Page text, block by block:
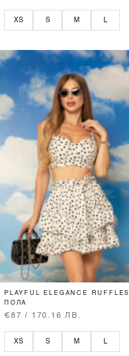
XS S M L
PLAYFUL ELEGANCE RUFFLES
ПОЛА
€87 / 170.16 ЛВ.
XS S M